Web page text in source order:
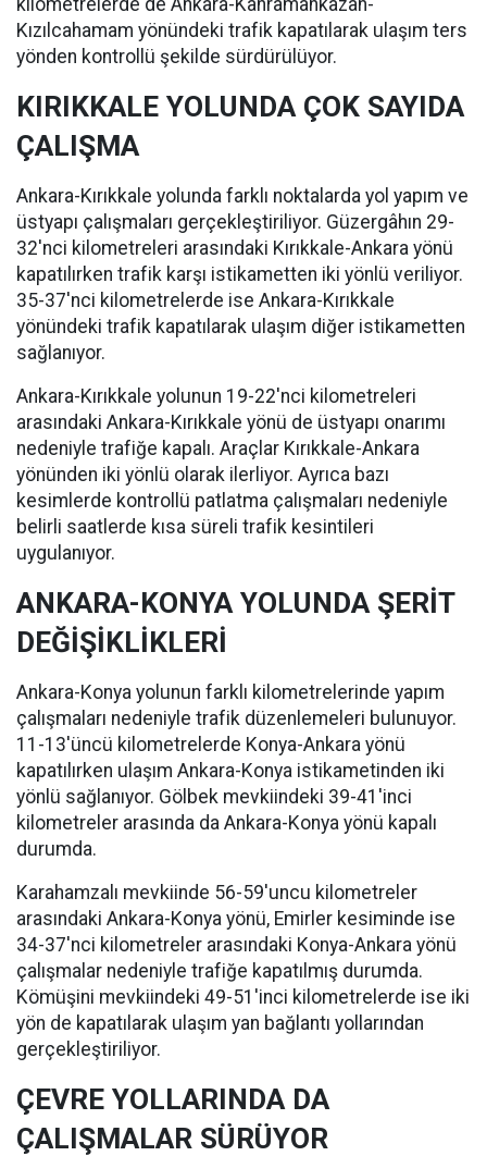
kilometrelerde de Ankara-Kahramankazan-
Kızılcahamam yönündeki trafik kapatılarak ulaşım ters
yönden kontrollü şekilde sürdürülüyor.
KIRIKKALE YOLUNDA ÇOK SAYIDA
ÇALIŞMA
Ankara-Kırıkkale yolunda farklı noktalarda yol yapım ve
üstyapı çalışmaları gerçekleştiriliyor. Güzergâhın 29-
32'nci kilometreleri arasındaki Kırıkkale-Ankara yönü
kapatılırken trafik karşı istikametten iki yönlü veriliyor.
35-37'nci kilometrelerde ise Ankara-Kırıkkale
yönündeki trafik kapatılarak ulaşım diğer istikametten
sağlanıyor.
Ankara-Kırıkkale yolunun 19-22'nci kilometreleri
arasındaki Ankara-Kırıkkale yönü de üstyapı onarımı
nedeniyle trafiğe kapalı. Araçlar Kırıkkale-Ankara
yönünden iki yönlü olarak ilerliyor. Ayrıca bazı
kesimlerde kontrollü patlatma çalışmaları nedeniyle
belirli saatlerde kısa süreli trafik kesintileri
uygulanıyor.
ANKARA-KONYA YOLUNDA ŞERİT
DEĞİŞİKLİKLERİ
Ankara-Konya yolunun farklı kilometrelerinde yapım
çalışmaları nedeniyle trafik düzenlemeleri bulunuyor.
11-13'üncü kilometrelerde Konya-Ankara yönü
kapatılırken ulaşım Ankara-Konya istikametinden iki
yönlü sağlanıyor. Gölbek mevkiindeki 39-41'inci
kilometreler arasında da Ankara-Konya yönü kapalı
durumda.
Karahamzalı mevkiinde 56-59'uncu kilometreler
arasındaki Ankara-Konya yönü, Emirler kesiminde ise
34-37'nci kilometreler arasındaki Konya-Ankara yönü
çalışmalar nedeniyle trafiğe kapatılmış durumda.
Kömüşini mevkiindeki 49-51'inci kilometrelerde ise iki
yön de kapatılarak ulaşım yan bağlantı yollarından
gerçekleştiriliyor.
ÇEVRE YOLLARINDA DA
ÇALIŞMALAR SÜRÜYOR